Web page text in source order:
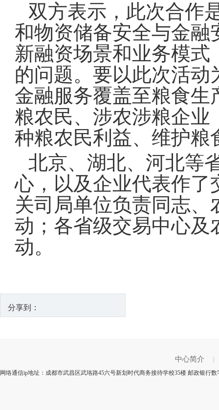
双方表示，此次合作
和物资储备安全与金融
新融资场景和业务模
的问题。要以此次活
金融服务覆盖至粮食
粮农民、涉农涉粮企业
种粮农民利益、维护粮
北京、湖北、河北等
心，以及企业代表作了
关司局单位负责同志
动；各省级交易中心及
动。
分享到：
中心简介
网络通信ip地址：成都市武昌区武珞路45六号新划时代商务接待学校35楼 邮政银行